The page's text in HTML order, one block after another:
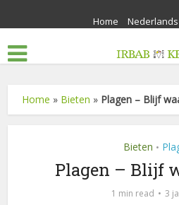
Home Nederlands
Home » Bieten » Plagen – Blijf
Bieten •
Plagen – Blijf
1 min read 3